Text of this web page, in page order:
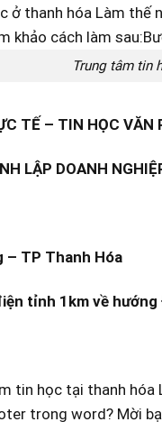
Trung tâm tin
TẾ – TIN HỌC VĂN
LẬP DOANH
– TP Thanh Hóa
tỉnh 1km về